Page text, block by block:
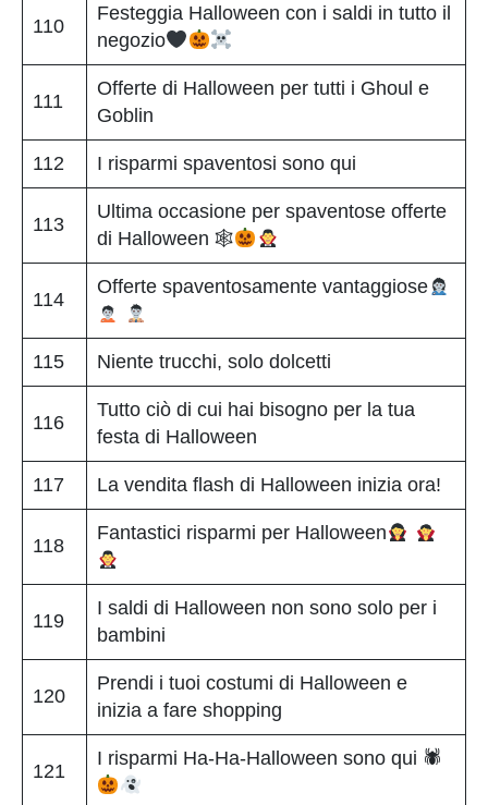
110
Festeggia Halloween con i saldi in tutto il
negozio
111
Offerte di Halloween per tutti i Ghoul e
Goblin
112 I risparmi spaventosi sono qui
113
Ultima occasione per spaventose offerte
di Halloween 🕸
114
Offerte spaventosamente vantaggiose
115 Niente trucchi, solo dolcetti
116
Tutto ciò di cui hai bisogno per la tua
festa di Halloween
117 La vendita flash di Halloween inizia ora!
118
Fantastici risparmi per Halloween
119
I saldi di Halloween non sono solo per i
bambini
120
Prendi i tuoi costumi di Halloween e
inizia a fare shopping
121
I risparmi Ha-Ha-Halloween sono qui 🕷